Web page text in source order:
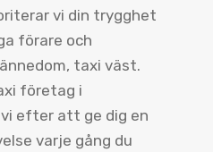
vi din trygghet
förare och
taxi väst.
företag i
efter att ge dig en
varje gång du